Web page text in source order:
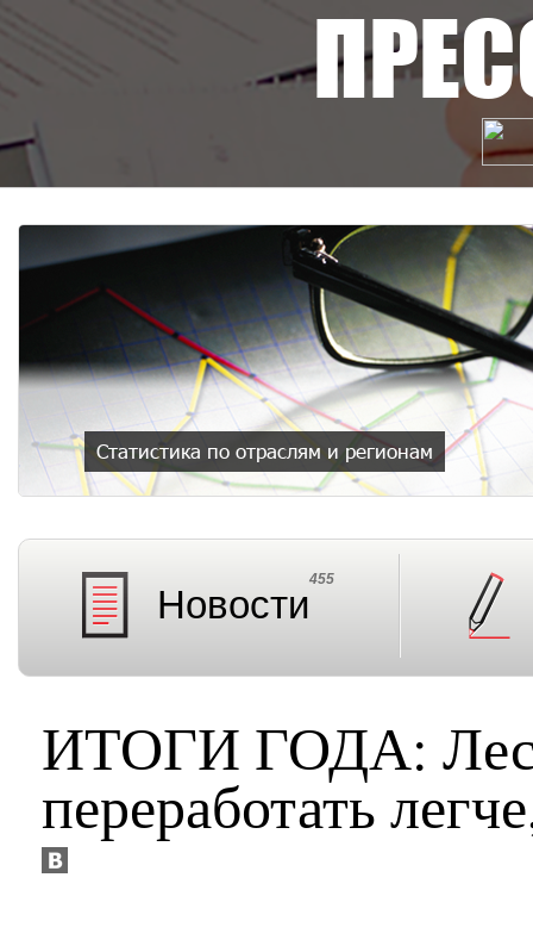
проекты и инициативы
Новости
455
ИТОГИ ГОДА:
переработать